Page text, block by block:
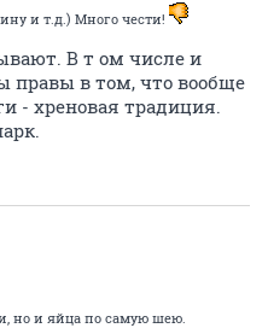
и т.д.) Много чести!
В т ом числе и
правы в том, что вообще
- хреновая традиция.
но и яйца по самую шею.